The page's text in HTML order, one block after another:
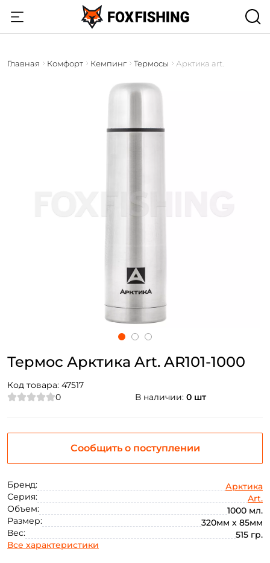
Главная Комфорт Кемпинг Термосы Арктика art.
Термос Арктика Art. AR101-1000
Код товара: 47517
0
В наличии: 0 шт
Бренд:
Арктика
Серия:
Art.
Объем:
1000 мл.
Размер:
320мм х 85мм
Вес:
515 гр.
Все характеристики
Сообщить о поступлении